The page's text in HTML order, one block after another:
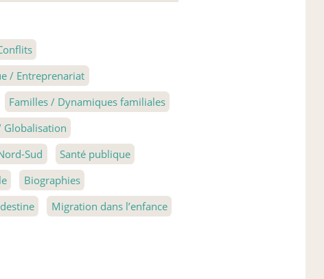
/ Entreprenariat
Familles / Dynamiques familiales
Sud
Santé publique
Biographies
Migration dans l’enfance